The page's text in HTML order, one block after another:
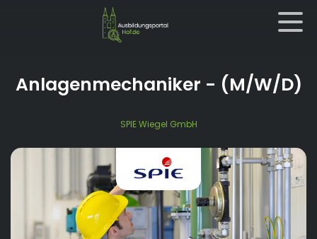
Anlagenmechaniker - (M/W/D)
SPIE Wiegel GmbH